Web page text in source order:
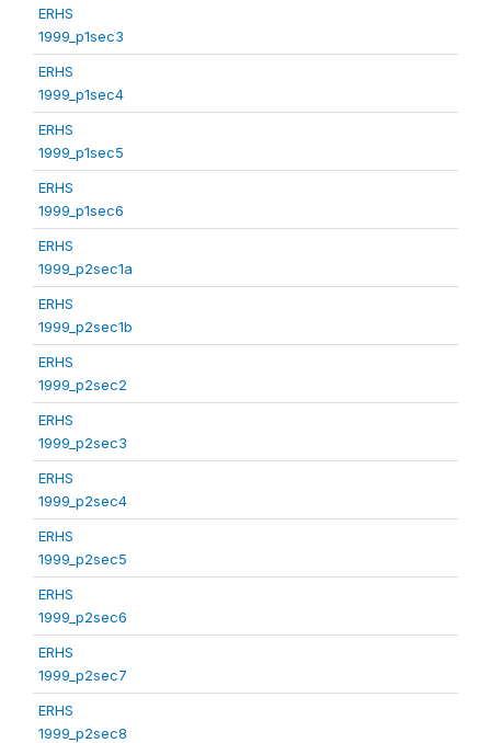
ERHS
1999_p1sec3
ERHS
1999_p1sec4
ERHS
1999_p1sec5
ERHS
1999_p1sec6
ERHS
1999_p2sec1a
ERHS
1999_p2sec1b
ERHS
1999_p2sec2
ERHS
1999_p2sec3
ERHS
1999_p2sec4
ERHS
1999_p2sec5
ERHS
1999_p2sec6
ERHS
1999_p2sec7
ERHS
1999_p2sec8